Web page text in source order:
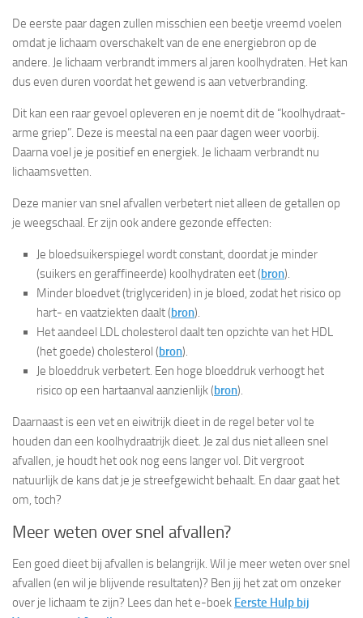
De eerste paar dagen zullen misschien een beetje vreemd voelen
omdat je lichaam overschakelt van de ene energiebron op de
andere. Je lichaam verbrandt immers al jaren koolhydraten. Het kan
dus even duren voordat het gewend is aan vetverbranding.
Dit kan een raar gevoel opleveren en je noemt dit de “koolhydraat-
arme griep”. Deze is meestal na een paar dagen weer voorbij.
Daarna voel je je positief en energiek. Je lichaam verbrandt nu
lichaamsvetten.
Deze manier van snel afvallen verbetert niet alleen de getallen op
je weegschaal. Er zijn ook andere gezonde effecten:
Je bloedsuikerspiegel wordt constant, doordat je minder
(suikers en geraffineerde) koolhydraten eet (bron).
Minder bloedvet (triglyceriden) in je bloed, zodat het risico op
hart- en vaatziekten daalt (bron).
Het aandeel LDL cholesterol daalt ten opzichte van het HDL
(het goede) cholesterol (bron).
Je bloeddruk verbetert. Een hoge bloeddruk verhoogt het
risico op een hartaanval aanzienlijk (bron).
Daarnaast is een vet en eiwitrijk dieet in de regel beter vol te
houden dan een koolhydraatrijk dieet. Je zal dus niet alleen snel
afvallen, je houdt het ook nog eens langer vol. Dit vergroot
natuurlijk de kans dat je je streefgewicht behaalt. En daar gaat het
om, toch?
Meer weten over snel afvallen?
Een goed dieet bij afvallen is belangrijk. Wil je meer weten over snel
afvallen (en wil je blijvende resultaten)? Ben jij het zat om onzeker
over je lichaam te zijn? Lees dan het e-boek Eerste Hulp bij